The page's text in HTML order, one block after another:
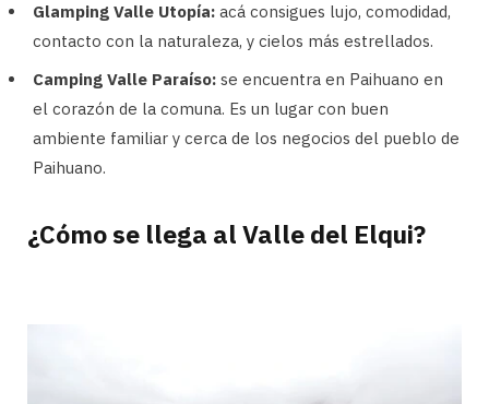
Glamping Valle Utopía: acá consigues lujo, comodidad,
contacto con la naturaleza, y cielos más estrellados.
Camping Valle Paraíso: se encuentra en Paihuano en
el corazón de la comuna. Es un lugar con buen
ambiente familiar y cerca de los negocios del pueblo de
Paihuano.
¿Cómo se llega al Valle del Elqui?